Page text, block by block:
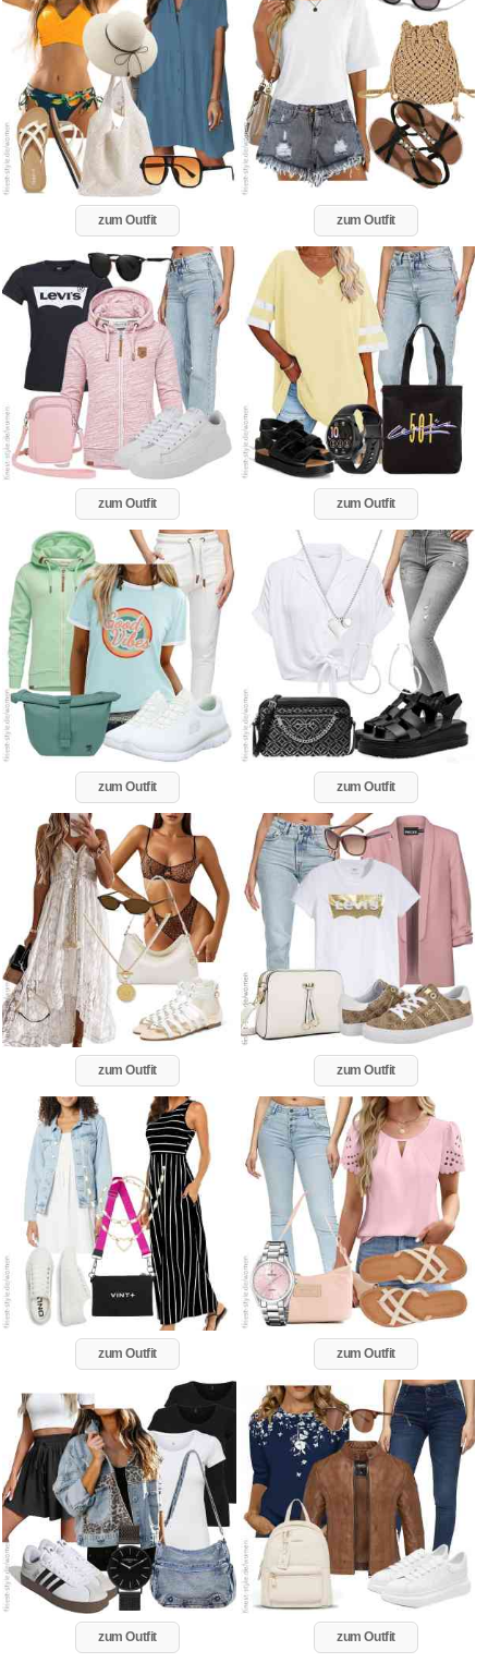
zum Outfit zum Outfit
zum Outfit zum Outfit
zum Outfit zum Outfit
zum Outfit zum Outfit
zum Outfit zum Outfit
zum Outfit zum Outfit